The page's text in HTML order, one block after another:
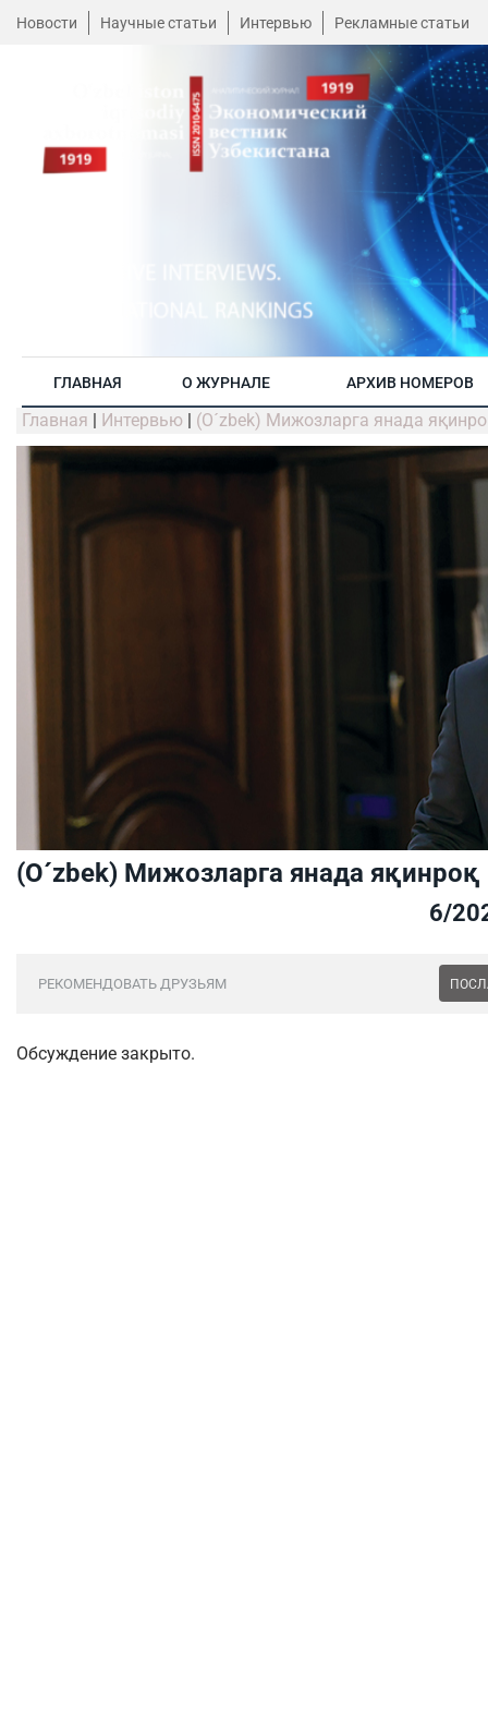
Новости Научные статьи Интервью Рекламные статьи
ГЛАВНАЯ О ЖУРНАЛЕ АРХИВ НОМЕРОВ
Главная | Интервью | (O´zbek) Мижозларга янада
(O´zbek) Мижозларга янада яқинроқ
6/
РЕКОМЕНДОВАТЬ ДРУЗЬЯМ
Обсуждение закрыто.